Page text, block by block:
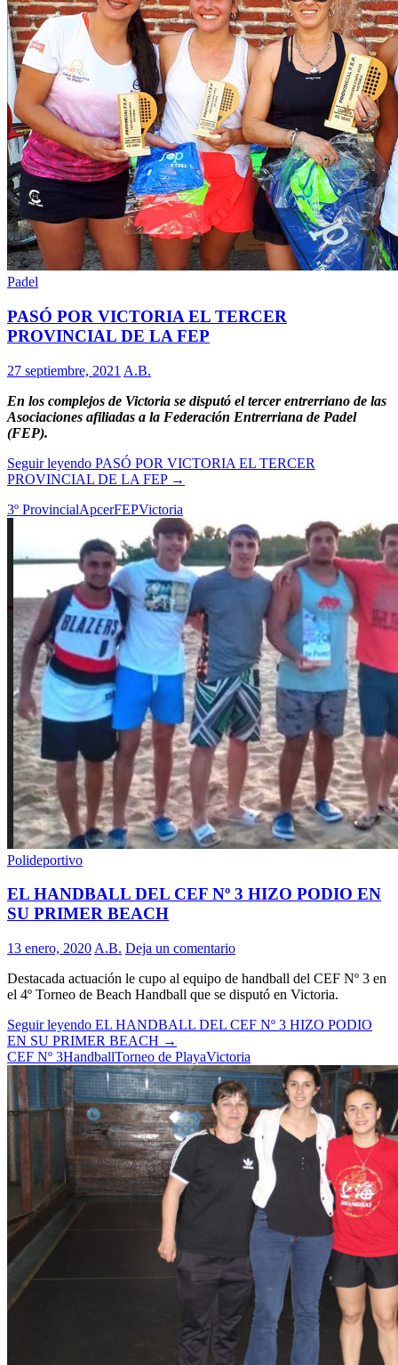
Padel
PASÓ POR VICTORIA EL TERCER
PROVINCIAL DE LA FEP
27 septiembre, 2021 A.B.
En los complejos de Victoria se disputó el tercer entrerriano de las
Asociaciones afiliadas a la Federación Entrerriana de Padel
(FEP).
Seguir leyendo PASÓ POR VICTORIA EL TERCER
PROVINCIAL DE LA FEP →
3º ProvincialApcerFEPVictoria
Polideportivo
EL HANDBALL DEL CEF Nº 3 HIZO PODIO EN
SU PRIMER BEACH
13 enero, 2020 A.B. Deja un comentario
Destacada actuación le cupo al equipo de handball del CEF Nº 3 en
el 4º Torneo de Beach Handball que se disputó en Victoria.
Seguir leyendo EL HANDBALL DEL CEF Nº 3 HIZO PODIO
EN SU PRIMER BEACH →
CEF Nº 3HandballTorneo de PlayaVictoria